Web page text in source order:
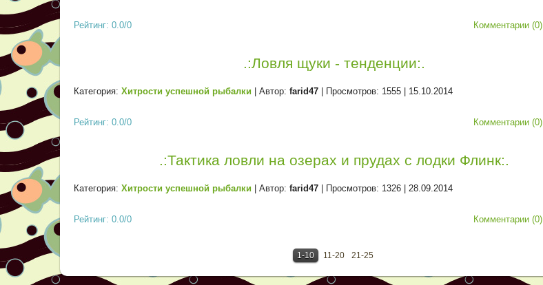
Рейтинг: 0.0/0 Комментарии (0)
.:Ловля щуки - тенденции:.
Категория: Хитрости успешной рыбалки | Автор: farid47 | Просмотров: 1555 | 15.10.2014
Рейтинг: 0.0/0 Комментарии (0)
.:Тактика ловли на озерах и прудах с лодки Флинк:.
Категория: Хитрости успешной рыбалки | Автор: farid47 | Просмотров: 1326 | 28.09.2014
Рейтинг: 0.0/0 Комментарии (0)
1-10 11-20 21-25